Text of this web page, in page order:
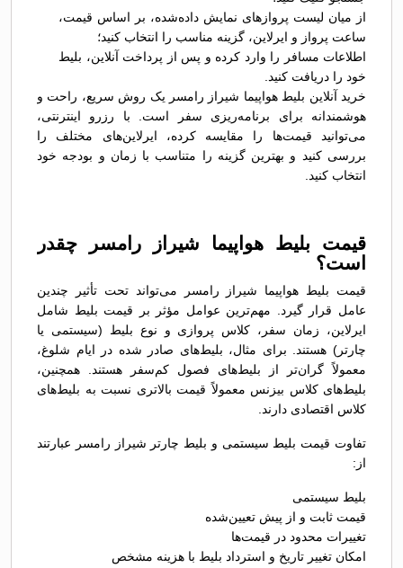
از میان لیست پروازهای نمایش داده‌شده، بر اساس قیمت،
ساعت پرواز و ایرلاین، گزینه مناسب را انتخاب کنید؛
اطلاعات مسافر را وارد کرده و پس از پرداخت آنلاین، بلیط
خود را دریافت کنید.
خرید آنلاین بلیط هواپیما شیراز رامسر یک روش سریع، راحت و
هوشمندانه برای برنامه‌ریزی سفر است. با رزرو اینترنتی،
می‌توانید قیمت‌ها را مقایسه کرده، ایرلاین‌های مختلف را
بررسی کنید و بهترین گزینه را متناسب با زمان و بودجه خود
انتخاب کنید.
قیمت بلیط هواپیما شیراز رامسر چقدر
است؟
قیمت بلیط هواپیما شیراز رامسر می‌تواند تحت تأثیر چندین
عامل قرار گیرد. مهم‌ترین عوامل مؤثر بر قیمت بلیط شامل
ایرلاین، زمان سفر، کلاس پروازی و نوع بلیط (سیستمی یا
چارتر) هستند. برای مثال، بلیط‌های صادر شده در ایام شلوغ،
معمولاً گران‌تر از بلیط‌های فصول کم‌سفر هستند. همچنین،
بلیط‌های کلاس بیزنس معمولاً قیمت بالاتری نسبت به بلیط‌های
کلاس اقتصادی دارند.
تفاوت قیمت بلیط سیستمی و بلیط چارتر شیراز رامسر عبارتند
از:
بلیط سیستمی
قیمت ثابت و از پیش تعیین‌شده
تغییرات محدود در قیمت‌ها
امکان تغییر تاریخ و استرداد بلیط با هزینه مشخص